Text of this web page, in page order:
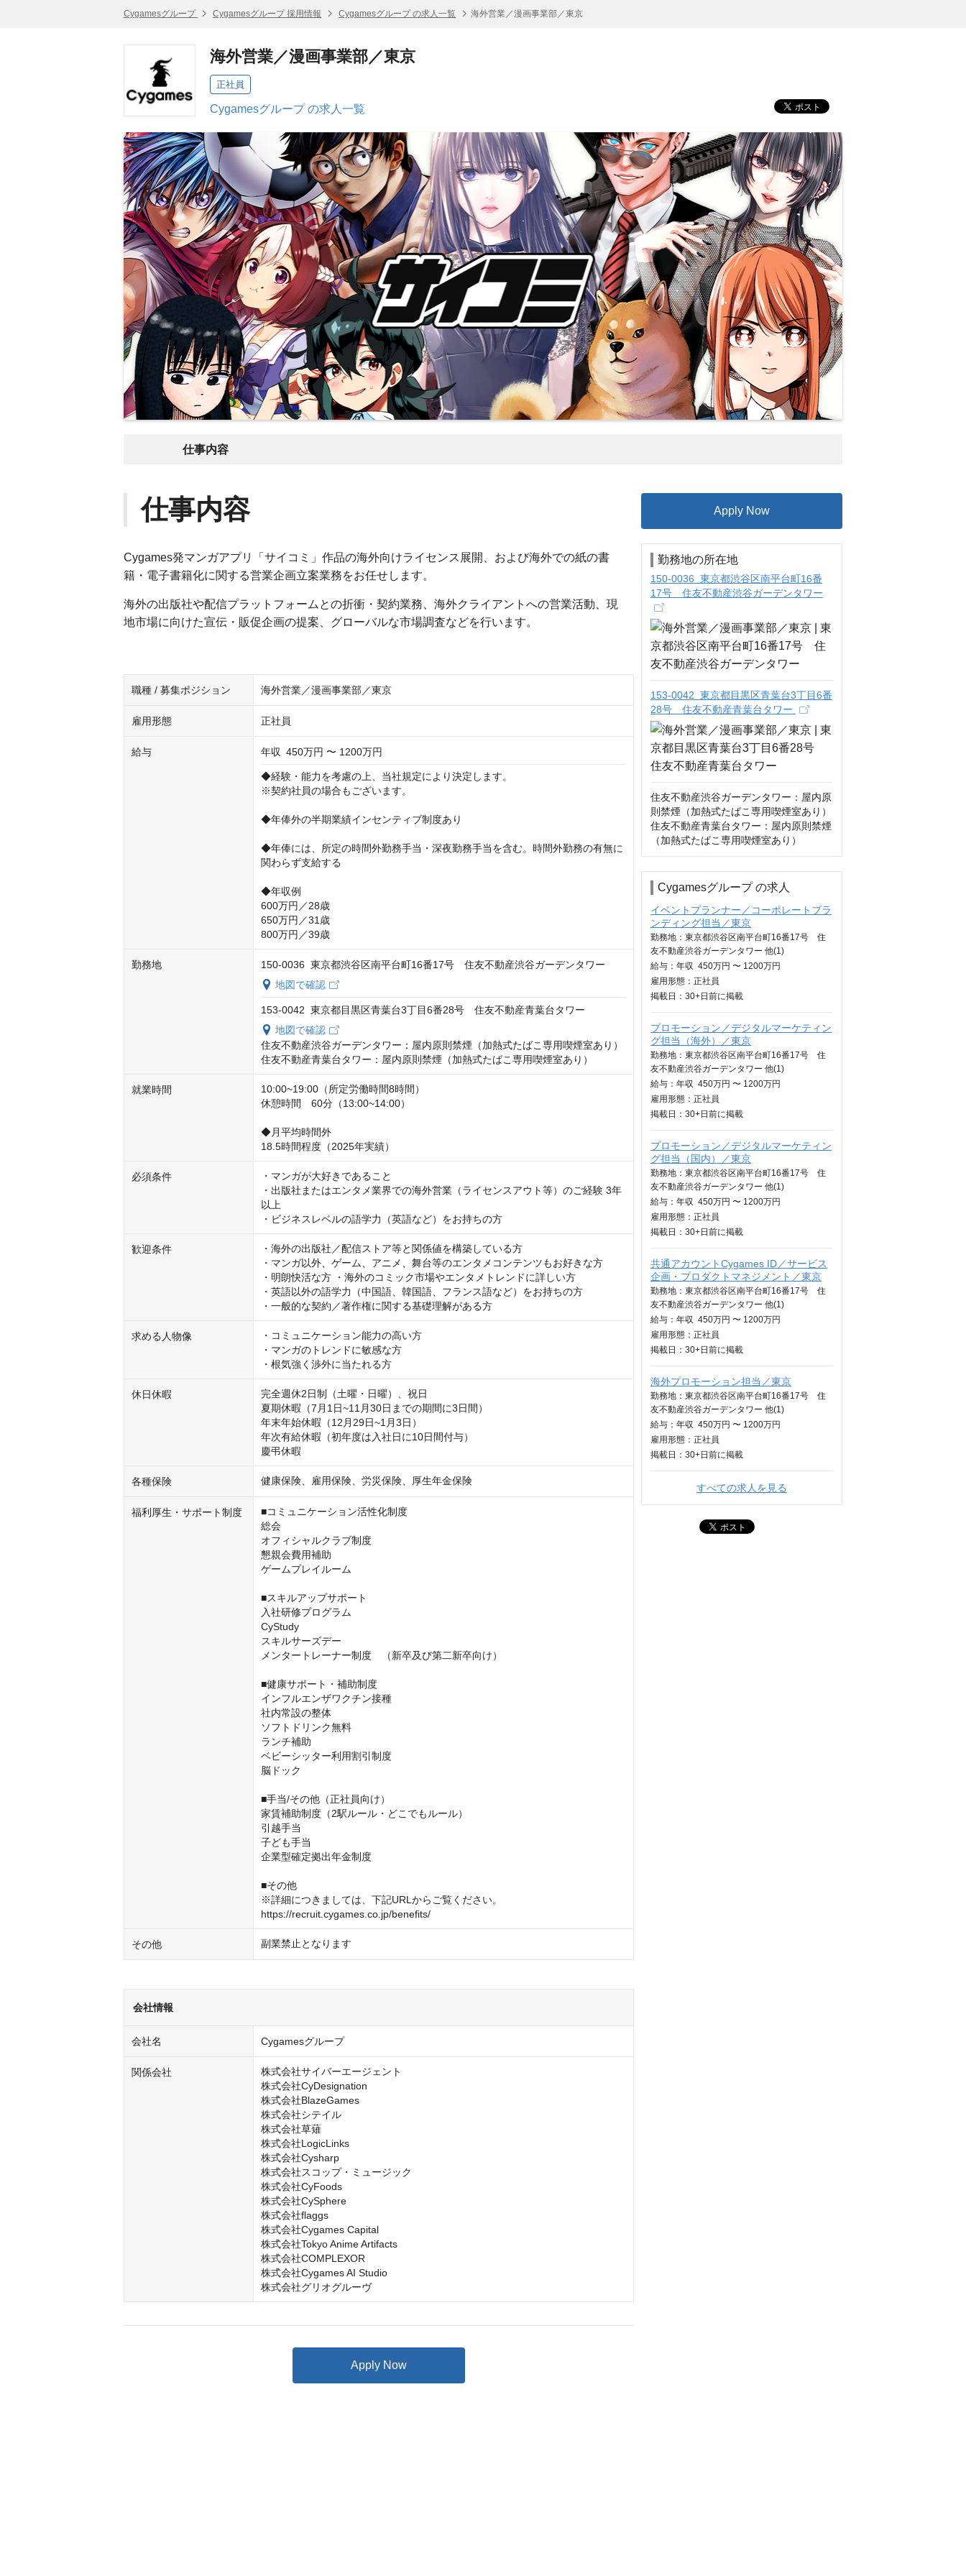
Cygamesグループ Cygamesグループ 採用情報 Cygamesグループ の求人一覧 海外営業／漫画事業部／東京
海外営業／漫画事業部／東京
正社員
Cygamesグループ の求人一覧
仕事内容
仕事内容
Cygames発マンガアプリ「サイコミ」作品の海外向けライセンス展開、および海外での紙の書
籍・電子書籍化に関する営業企画立案業務をお任せします。
海外の出版社や配信プラットフォームとの折衝・契約業務、海外クライアントへの営業活動、現
地市場に向けた宣伝・販促企画の提案、グローバルな市場調査などを行います。
職種 / 募集ポジション 海外営業／漫画事業部／東京
雇用形態 正社員
給与 年収 450万円 〜 1200万円
◆経験・能力を考慮の上、当社規定により決定します。
※契約社員の場合もございます。
◆年俸外の半期業績インセンティブ制度あり
◆年俸には、所定の時間外勤務手当・深夜勤務手当を含む。時間外勤務の有無に
関わらず支給する
◆年収例
600万円／28歳
650万円／31歳
800万円／39歳
勤務地
150-0036 東京都渋谷区南平台町16番17号 住友不動産渋谷ガーデンタワー
地図で確認
153-0042 東京都目黒区青葉台3丁目6番28号 住友不動産青葉台タワー
地図で確認
住友不動産渋谷ガーデンタワー：屋内原則禁煙（加熱式たばこ専用喫煙室あり）
住友不動産青葉台タワー：屋内原則禁煙（加熱式たばこ専用喫煙室あり）
就業時間
10:00~19:00（所定労働時間8時間）
休憩時間　60分（13:00~14:00）
◆月平均時間外
18.5時間程度（2025年実績）
必須条件
・マンガが大好きであること
・出版社またはエンタメ業界での海外営業（ライセンスアウト等）のご経験 3年
以上
・ビジネスレベルの語学力（英語など）をお持ちの方
歓迎条件
・海外の出版社／配信ストア等と関係値を構築している方
・マンガ以外、ゲーム、アニメ、舞台等のエンタメコンテンツもお好きな方
・明朗快活な方 ・海外のコミック市場やエンタメトレンドに詳しい方
・英語以外の語学力（中国語、韓国語、フランス語など）をお持ちの方
・一般的な契約／著作権に関する基礎理解がある方
求める人物像
・コミュニケーション能力の高い方
・マンガのトレンドに敏感な方
・根気強く渉外に当たれる方
休日休暇
完全週休2日制（土曜・日曜）、祝日
夏期休暇（7月1日~11月30日までの期間に3日間）
年末年始休暇（12月29日~1月3日）
年次有給休暇（初年度は入社日に10日間付与）
慶弔休暇
各種保険 健康保険、雇用保険、労災保険、厚生年金保険
福利厚生・サポート制度
■コミュニケーション活性化制度
総会
オフィシャルクラブ制度
懇親会費用補助
ゲームプレイルーム
■スキルアップサポート
入社研修プログラム
CyStudy
スキルサーズデー
メンタートレーナー制度　（新卒及び第二新卒向け）
■健康サポート・補助制度
インフルエンザワクチン接種
社内常設の整体
ソフトドリンク無料
ランチ補助
ベビーシッター利用割引制度
脳ドック
■手当/その他（正社員向け）
家賃補助制度（2駅ルール・どこでもルール）
引越手当
子ども手当
企業型確定拠出年金制度
■その他
※詳細につきましては、下記URLからご覧ください。
https://recruit.cygames.co.jp/benefits/
その他 副業禁止となります
会社情報
会社名 Cygamesグループ
関係会社
株式会社サイバーエージェント
株式会社CyDesignation
株式会社BlazeGames
株式会社シテイル
株式会社草薙
株式会社LogicLinks
株式会社Cysharp
株式会社スコップ・ミュージック
株式会社CyFoods
株式会社CySphere
株式会社flaggs
株式会社Cygames Capital
株式会社Tokyo Anime Artifacts
株式会社COMPLEXOR
株式会社Cygames AI Studio
株式会社グリオグルーヴ
Apply Now
Apply Now
勤務地の所在地
150-0036 東京都渋谷区南平台町16番
17号 住友不動産渋谷ガーデンタワー
153-0042 東京都目黒区青葉台3丁目6番
28号 住友不動産青葉台タワー
住友不動産渋谷ガーデンタワー：屋内原
則禁煙（加熱式たばこ専用喫煙室あり）
住友不動産青葉台タワー：屋内原則禁煙
（加熱式たばこ専用喫煙室あり）
Cygamesグループ の求人
イベントプランナー／コーポレートブラ
ンディング担当／東京
勤務地：東京都渋谷区南平台町16番17号 住
友不動産渋谷ガーデンタワー 他(1)
給与： 年収 450万円 〜 1200万円
雇用形態：正社員
掲載日： 30+日 前に掲載
プロモーション／デジタルマーケティン
グ担当（海外）／東京
勤務地：東京都渋谷区南平台町16番17号 住
友不動産渋谷ガーデンタワー 他(1)
給与： 年収 450万円 〜 1200万円
雇用形態：正社員
掲載日： 30+日 前に掲載
プロモーション／デジタルマーケティン
グ担当（国内）／東京
勤務地：東京都渋谷区南平台町16番17号 住
友不動産渋谷ガーデンタワー 他(1)
給与： 年収 450万円 〜 1200万円
雇用形態：正社員
掲載日： 30+日 前に掲載
共通アカウントCygames ID／サービス
企画・プロダクトマネジメント／東京
勤務地：東京都渋谷区南平台町16番17号 住
友不動産渋谷ガーデンタワー 他(1)
給与： 年収 450万円 〜 1200万円
雇用形態：正社員
掲載日： 30+日 前に掲載
海外プロモーション担当／東京
勤務地：東京都渋谷区南平台町16番17号 住
友不動産渋谷ガーデンタワー 他(1)
給与： 年収 450万円 〜 1200万円
雇用形態：正社員
掲載日： 30+日 前に掲載
すべての求人を見る